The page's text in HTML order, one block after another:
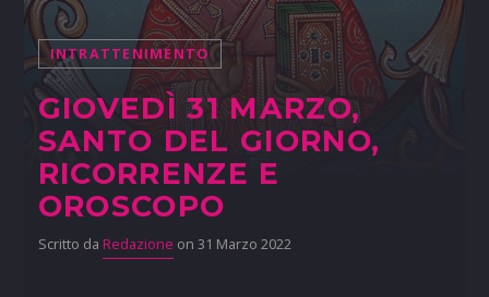
INTRATTENIMENTO
GIOVEDÌ 31 MARZO,
SANTO DEL GIORNO,
RICORRENZE E
OROSCOPO
Scritto da Redazione on 31 Marzo 2022